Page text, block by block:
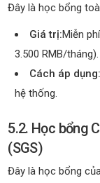
Đây là học bổng
Giá trị:Miễn
3.500 RMB/tháng).
Cách áp
hệ thống.
5.2. Học bổng
(SGS)
Đây là học bổng